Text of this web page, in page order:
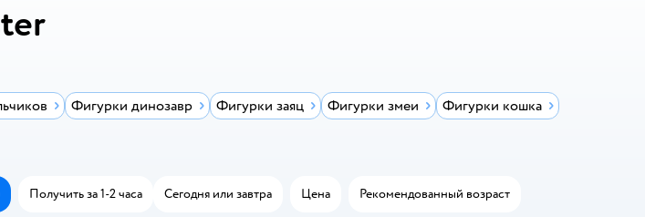
Фигурки динозавр Фигурки заяц Фигурки змеи
Фигурки кошка
Получить за 1-2 часа Сегодня или завтра Цена Рекомендованный возраст